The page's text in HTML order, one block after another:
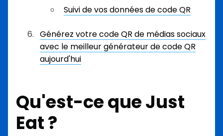
Suivi de vos données de code QR
Générez votre code QR de médias sociaux
avec le meilleur générateur de code QR
aujourd'hui
Qu'est-ce que Just
Eat ?